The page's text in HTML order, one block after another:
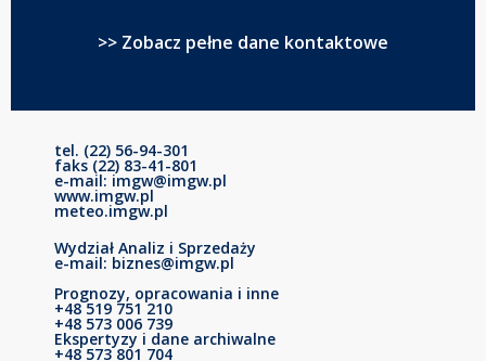
>> Zobacz pełne dane kontaktowe
tel. (22) 56-94-301
faks (22) 83-41-801
e-mail: imgw@imgw.pl
www.imgw.pl
meteo.imgw.pl
Wydział Analiz i Sprzedaży
e-mail: biznes@imgw.pl
Prognozy, opracowania i inne
+48 519 751 210
+48 573 006 739
Ekspertyzy i dane archiwalne
+48 573 801 704